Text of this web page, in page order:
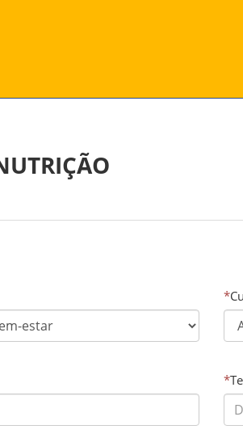
*
*